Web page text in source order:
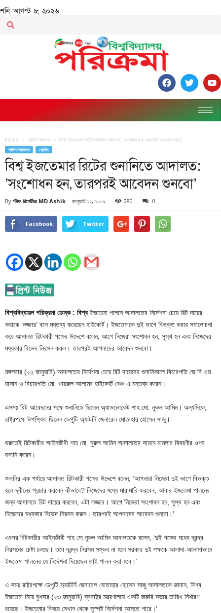
শনি, আগস্ট ৮, ২০২৬
Home আইন/আদালত বিশ্ব ইজতেমার রিটের শুনানিতে আদালত: ‘সংশোধন হন, তারপরই আবেদন শুনবো’
আইন/আদালত ব্রেকিং
বিশ্ব ইজতেমার রিটের শুনানিতে আদালত:
‘সংশোধন হন, তারপরই আবেদন শুনবো’
By স্টাফ রিপোর্টারঃ MD Ashik - জানুয়ারি ২২, ২০১৯ 280 0
Facebook Twitter
বিশ্ববিদ্যায়ল পরিক্রমা ডেস্ক : বিশ্বইজতেমা পালনে আদালতের নির্দেশনা চেয়ে রিট দায়ের
করাকে ‘লজ্জার’ বলে মন্তব্য করেছেন হাইকোর্ট। ইজতেমাকে দুই ভাগে বিভক্ত করার সমালোচনা
করে আদালত রিটকারী পক্ষের উদ্দেশে বলেন, আগে নিজেরা সংশোধন হন, সুস্থ হন এবং নিজেদের
মধ্যকার বিভেদ নিরসন করুন। তারপরই আপনাদের আবেদন শুনবো।
মঙ্গলবার (২২ জানুয়ারি) আদালতের নির্দেশনা চেয়ে রিট দায়েরের শুনানিকালে বিচারপতি জে বি এম
হাসান ও বিচারপতি মো. খায়রুল আলমের হাইকোর্ট বেঞ্চ এ মন্তব্য করেন।
এসময় রিট আবেদনের পক্ষে শুনানিতে ছিলেন অ্যাডভোকেট শাহ মো. নুরুল আমিন। অন্যদিকে,
রাষ্ট্রপক্ষে উপস্থিত ছিলেন ডেপুটি অ্যাটর্নি জেনারেল মোতাহার হোসেন সাজু।
শুরুতেই রিটকারীর আইনজীবী শাহ মো. নুরুল আমিন আদালতের সামনে মামলার বিবরণীর ওপর
শুনানি করেন।
শুনানির এক পর্যায়ে আদালত রিটকারী পক্ষের উদ্দেশে বলেন, ‘আপনারা নিজেরা দুই ভাগে বিভক্ত
হলে দ্বীনের প্রচার করবেন কীভাবে? নিজেদের মধ্যে মারামারি করবেন, আবার ইজতেমা পালনের
জন্য আদালতে রিট দায়ের করবেন, এটা লজ্জার। আগে নিজেরা সংশোধন হন, সুস্থ হন এবং
নিজেদের মধ্যকার বিভেদ নিরসন করুন। তারপরই আপনাদের আবেদন শুনবো।’
এরপর রিটকারীর আইনজীবী শাহ মো.নুরুল আমিন আদালতকে বলেন, ‘দুই পক্ষের মধ্যে দ্বন্দ্ব
নিরসনের চেষ্টা চলছে। তবে দ্বন্দ্ব নিরসন সম্ভব না হলে সরকার দুই পক্ষকে আলাদা-আলাদাভাবে
ইজতেমা পালনের যে নির্দেশনা দিয়েছেন তাই পালন করা হবে।’
এ সময় রাষ্ট্রপক্ষে ডেপুটি অ্যাটর্নি জেনারেল মোতাহার হোসেন সাজু আদালতকে জানান, বিশ্ব
ইজতেমা নিয়ে বুধবার (২৩ জানুয়ারি) স্বরাষ্ট্র মন্ত্রণালয়ে একটি জরুরি সভার তারিখ নির্ধারণ
রয়েছে। ইজতেমার বিষয়ে সেখান থেকে সুস্পষ্ট নির্দেশনা আসতে পারে।’